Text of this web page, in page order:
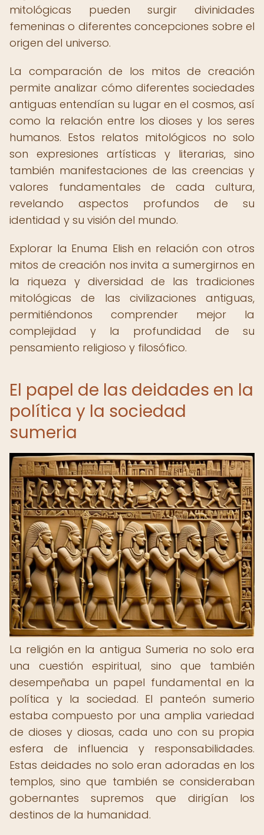
mitológicas pueden surgir divinidades
femeninas o diferentes concepciones sobre el
origen del universo.
La comparación de los mitos de creación
permite analizar cómo diferentes sociedades
antiguas entendían su lugar en el cosmos, así
como la relación entre los dioses y los seres
humanos. Estos relatos mitológicos no solo
son expresiones artísticas y literarias, sino
también manifestaciones de las creencias y
valores fundamentales de cada cultura,
revelando aspectos profundos de su
identidad y su visión del mundo.
Explorar la Enuma Elish en relación con otros
mitos de creación nos invita a sumergirnos en
la riqueza y diversidad de las tradiciones
mitológicas de las civilizaciones antiguas,
permitiéndonos comprender mejor la
complejidad y la profundidad de su
pensamiento religioso y filosófico.
El papel de las deidades en la
política y la sociedad
sumeria
La religión en la antigua Sumeria no solo era
una cuestión espiritual, sino que también
desempeñaba un papel fundamental en la
política y la sociedad. El panteón sumerio
estaba compuesto por una amplia variedad
de dioses y diosas, cada uno con su propia
esfera de influencia y responsabilidades.
Estas deidades no solo eran adoradas en los
templos, sino que también se consideraban
gobernantes supremos que dirigían los
destinos de la humanidad.